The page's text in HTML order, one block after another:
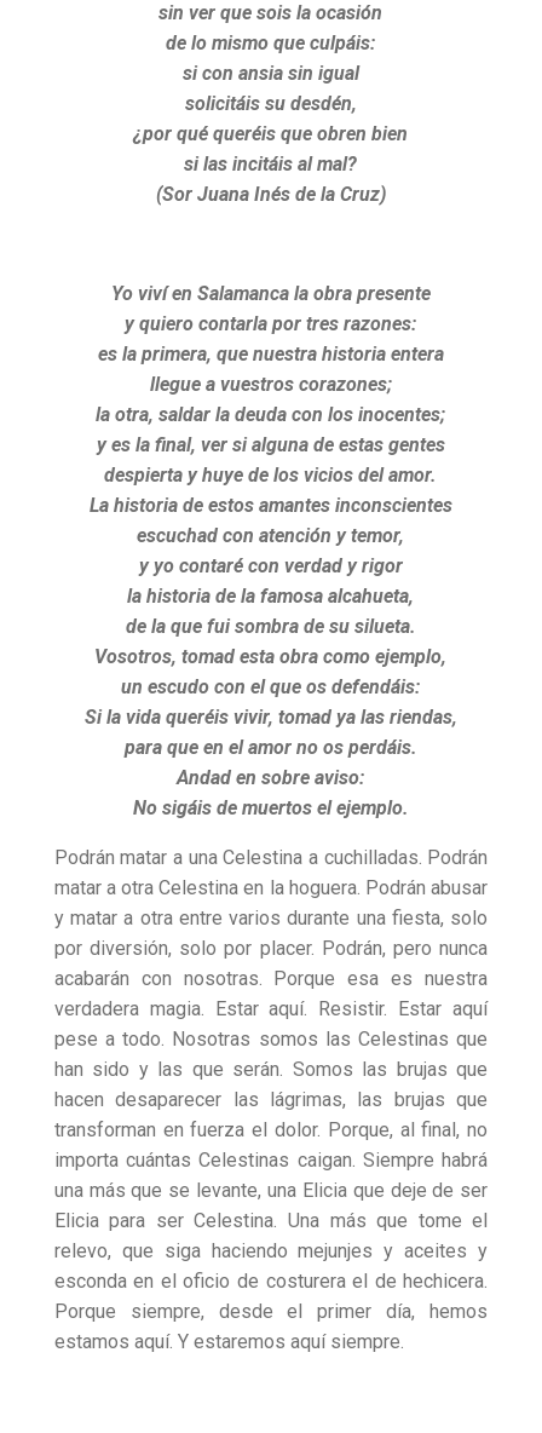
sin ver que sois la ocasión
de lo mismo que culpáis:
si con ansia sin igual
solicitáis su desdén,
¿por qué queréis que obren bien
si las incitáis al mal?
(Sor Juana Inés de la Cruz)
Yo viví en Salamanca la obra presente
y quiero contarla por tres razones:
es la primera, que nuestra historia entera
llegue a vuestros corazones;
la otra, saldar la deuda con los inocentes;
y es la final, ver si alguna de estas gentes
despierta y huye de los vicios del amor.
La historia de estos amantes inconscientes
escuchad con atención y temor,
y yo contaré con verdad y rigor
la historia de la famosa alcahueta,
de la que fui sombra de su silueta.
Vosotros, tomad esta obra como ejemplo,
un escudo con el que os defendáis:
Si la vida queréis vivir, tomad ya las riendas,
para que en el amor no os perdáis.
Andad en sobre aviso:
No sigáis de muertos el ejemplo.
Podrán matar a una Celestina a cuchilladas. Podrán
matar a otra Celestina en la hoguera. Podrán abusar
y matar a otra entre varios durante una fiesta, solo
por diversión, solo por placer. Podrán, pero nunca
acabarán con nosotras. Porque esa es nuestra
verdadera magia. Estar aquí. Resistir. Estar aquí
pese a todo. Nosotras somos las Celestinas que
han sido y las que serán. Somos las brujas que
hacen desaparecer las lágrimas, las brujas que
transforman en fuerza el dolor. Porque, al final, no
importa cuántas Celestinas caigan. Siempre habrá
una más que se levante, una Elicia que deje de ser
Elicia para ser Celestina. Una más que tome el
relevo, que siga haciendo mejunjes y aceites y
esconda en el oficio de costurera el de hechicera.
Porque siempre, desde el primer día, hemos
estamos aquí. Y estaremos aquí siempre.